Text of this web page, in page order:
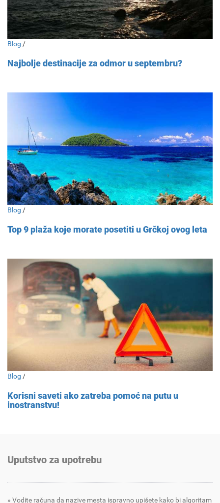
Blog /
Najbolje destinacije za odmor u septembru?
Blog /
Top 9 plaža koje morate posetiti u Grčkoj ovog leta
Blog /
Korisni saveti ako zatreba pomoć na putu u
inostranstvu!
Uputstvo za upotrebu
Vodite računa da nazive mesta ispravno upišete kako bi algoritam